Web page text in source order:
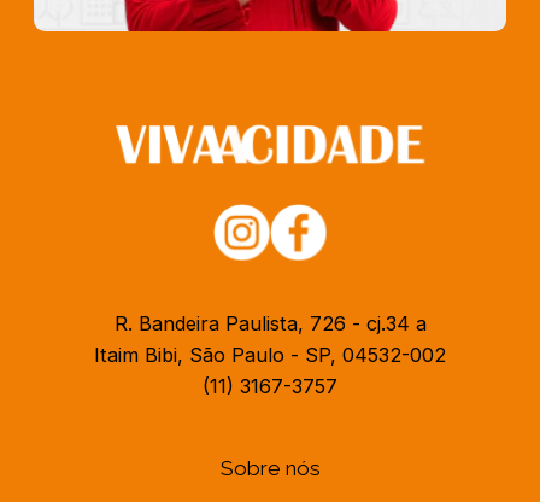
R. Bandeira Paulista, 726 - cj.34 a
Itaim Bibi, São Paulo - SP, 04532-002
(11) 3167-3757
Sobre nós